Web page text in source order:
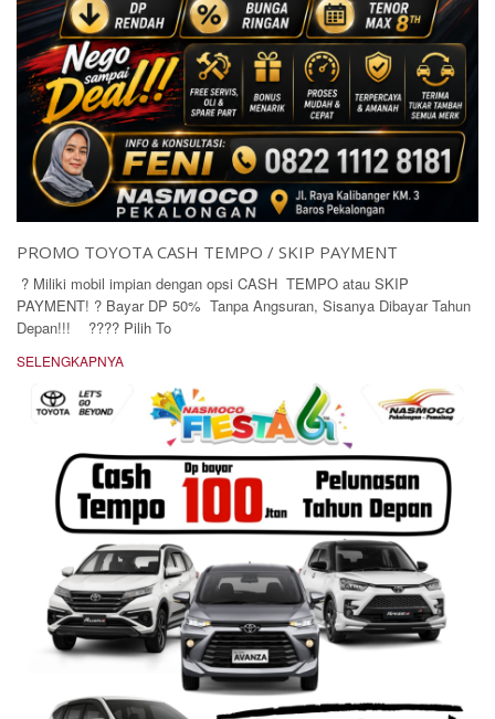
PROMO TOYOTA CASH TEMPO / SKIP PAYMENT
? Miliki mobil impian dengan opsi CASH TEMPO atau SKIP
PAYMENT! ? Bayar DP 50% Tanpa Angsuran, Sisanya Dibayar Tahun
Depan!!! ???? Pilih To
SELENGKAPNYA